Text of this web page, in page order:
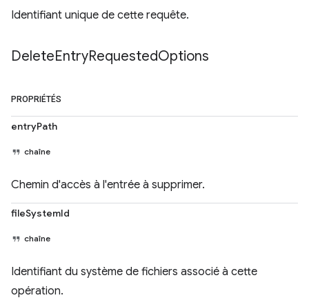
Identifiant unique de cette requête.
DeleteEntryRequestedOptions
PROPRIÉTÉS
entryPath
chaîne
Chemin d'accès à l'entrée à supprimer.
fileSystemId
chaîne
Identifiant du système de fichiers associé à cette
opération.